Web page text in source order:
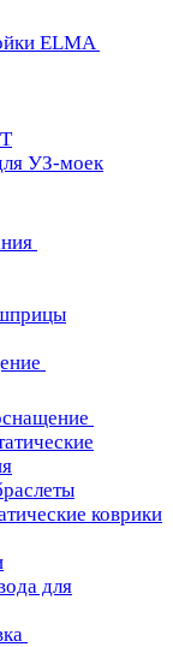
ELMA
УЗ-моек
коврики
для